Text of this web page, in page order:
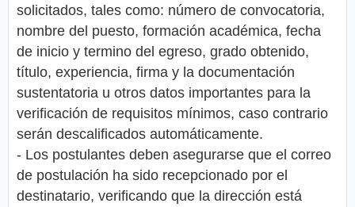
solicitados, tales como: número de convocatoria,
nombre del puesto, formación académica, fecha
de inicio y termino del egreso, grado obtenido,
título, experiencia, firma y la documentación
sustentatoria u otros datos importantes para la
verificación de requisitos mínimos, caso contrario
serán descalificados automáticamente.
- Los postulantes deben asegurarse que el correo
de postulación ha sido recepcionado por el
destinatario, verificando que la dirección está